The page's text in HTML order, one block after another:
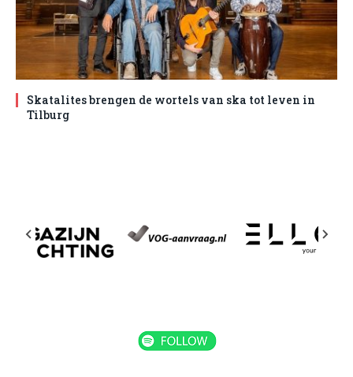
Skatalites brengen de wortels van ska tot leven in
Tilburg